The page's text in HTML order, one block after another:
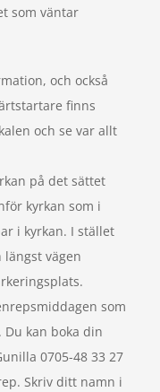
som väntar
och också
finns
och se var allt
på det sättet
kyrkan som i
i kyrkan. I stället
vägen
som
kan boka din
0705-48 33 27
Skriv ditt namn i